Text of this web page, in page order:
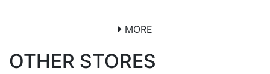
MORE
OTHER STORES